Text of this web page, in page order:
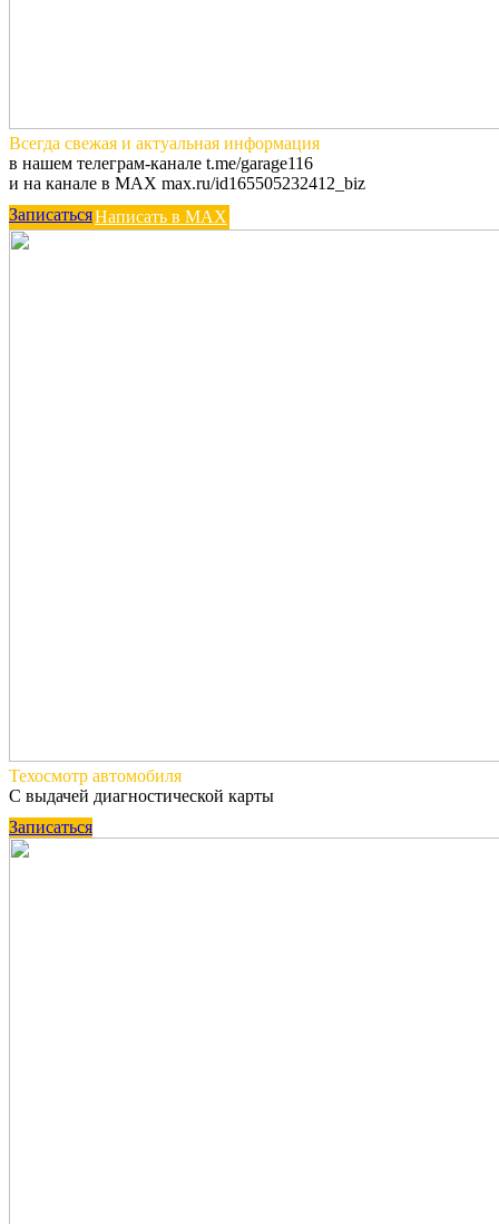
Всегда свежая и актуальная информация
в нашем телеграм-канале t.me/garage116
и на канале в MAX max.ru/id165505232412_biz
ЗаписатьсяНаписать в MAX
Техосмотр автомобиля
С выдачей диагностической карты
Записаться